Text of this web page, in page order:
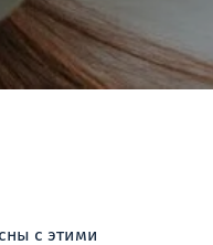
с этими